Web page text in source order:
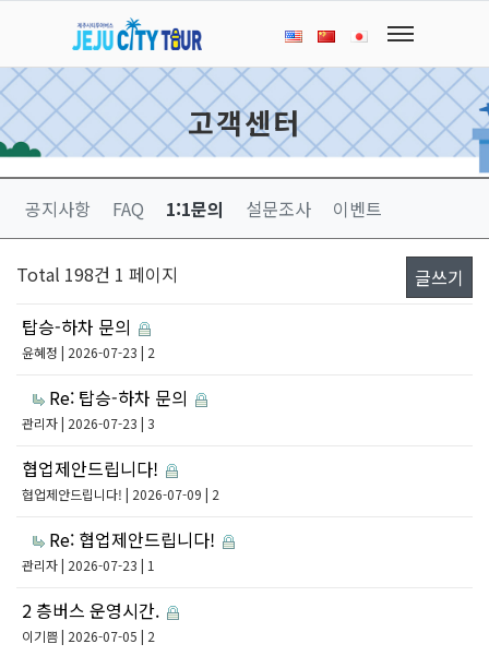
고객센터
공지사항 FAQ 1:1문의 설문조사 이벤트
Total 198건 1 페이지
글쓰기
탑승-하차 문의
윤혜정 | 2026-07-23 | 2
Re: 탑승-하차 문의
관리자| 2026-07-23 | 3
협업제안드립니다!
협업제안드립니다! | 2026-07-09 | 2
Re: 협업제안드립니다!
관리자| 2026-07-23 | 1
2 층버스 운영시간.
이기쁨| 2026-07-05 | 2